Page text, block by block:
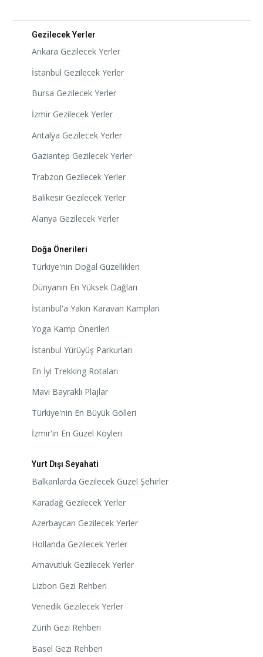
Gezilecek Yerler
Ankara Gezilecek Yerler
İstanbul Gezilecek Yerler
Bursa Gezilecek Yerler
İzmir Gezilecek Yerler
Antalya Gezilecek Yerler
Gaziantep Gezilecek Yerler
Trabzon Gezilecek Yerler
Balıkesir Gezilecek Yerler
Alanya Gezilecek Yerler
Doğa Önerileri
Türkiye'nin Doğal Güzellikleri
Dünyanın En Yüksek Dağları
İstanbul'a Yakın Karavan Kampları
Yoga Kamp Önerileri
İstanbul Yürüyüş Parkurları
En İyi Trekking Rotaları
Mavi Bayraklı Plajlar
Türkiye'nin En Büyük Gölleri
İzmir'in En Güzel Köyleri
Yurt Dışı Seyahati
Balkanlarda Gezilecek Güzel Şehirler
Karadağ Gezilecek Yerler
Azerbaycan Gezilecek Yerler
Hollanda Gezilecek Yerler
Arnavutluk Gezilecek Yerler
Lizbon Gezi Rehberi
Venedik Gezilecek Yerler
Zürih Gezi Rehberi
Basel Gezi Rehberi